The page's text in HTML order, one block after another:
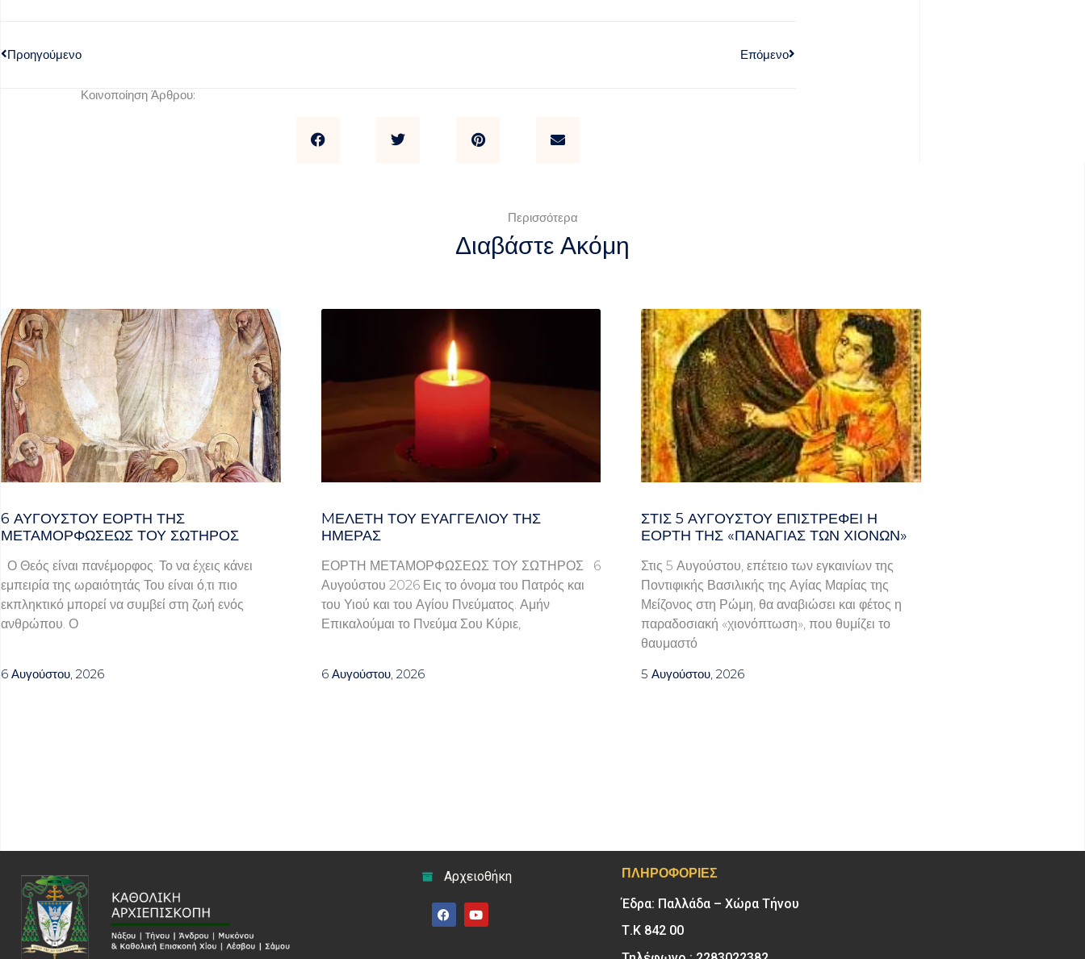
Προηγούμενο Επόμενο
Κοινοποίηση Άρθρου:
Περισσότερα
Διαβάστε Ακόμη
6 ΑΥΓΟΥΣΤΟΥ ΕΟΡΤΗ ΤΗΣ
ΜΕΤΑΜΟΡΦΩΣΕΩΣ ΤΟΥ ΣΩΤΗΡΟΣ
Ο Θεός είναι πανέμορφος. Το να έχεις κάνει
εμπειρία της ωραιότητάς Του είναι ό,τι πιο
εκπληκτικό μπορεί να συμβεί στη ζωή ενός
ανθρώπου. Ο
6 Αυγούστου, 2026
MΕΛΈΤΗ ΤΟΥ ΕΥΑΓΓΕΛΊΟΥ ΤΗΣ
ΗΜΈΡΑΣ
ΕΟΡΤΗ ΜΕΤΑΜΟΡΦΩΣΕΩΣ ΤΟΥ ΣΩΤΗΡΟΣ 6
Αυγούστου 2026 Εις το όνομα του Πατρός και
του Υιού και του Αγίου Πνεύματος. Αμήν
Επικαλούμαι το Πνεύμα Σου Κύριε,
6 Αυγούστου, 2026
ΣΤΙΣ 5 ΑΥΓΟΎΣΤΟΥ ΕΠΙΣΤΡΈΦΕΙ Η
ΕΟΡΤΉ ΤΗΣ «ΠΑΝΑΓΊΑΣ ΤΩΝ ΧΙΌΝΩΝ»
Στις 5 Αυγούστου, επέτειο των εγκαινίων της
Ποντιφικής Βασιλικής της Αγίας Μαρίας της
Μείζονος στη Ρώμη, θα αναβιώσει και φέτος η
παραδοσιακή «χιονόπτωση», που θυμίζει το
θαυμαστό
5 Αυγούστου, 2026
Αρχειοθήκη
ΠΛΗΡΟΦΟΡΊΕΣ
Έδρα: Παλλάδα – Χώρα Τήνου
Τ.Κ 842 00